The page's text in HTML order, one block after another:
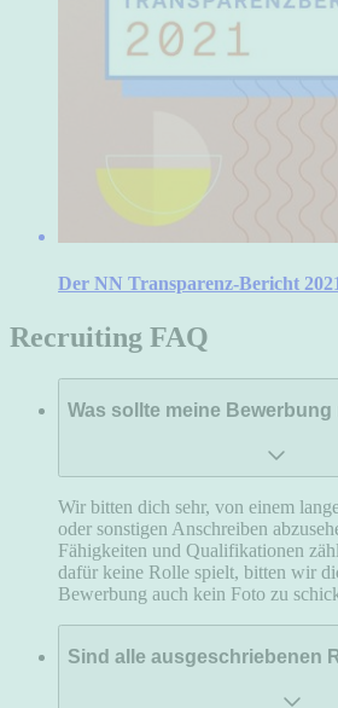
Der NN Transparenz-Bericht
Recruiting FAQ
Was sollte meine
Wir bitten dich sehr, von einem
oder sonstigen Anschreiben
Fähigkeiten und Qualifikationen
dafür keine Rolle spielt, bitten wir
Bewerbung auch kein Foto zu
Sind alle ausgeschriebenen